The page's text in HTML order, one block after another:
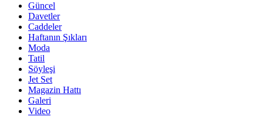
Güncel
Davetler
Caddeler
Haftanın Şıkları
Moda
Tatil
Söyleşi
Jet Set
Magazin Hattı
Galeri
Video